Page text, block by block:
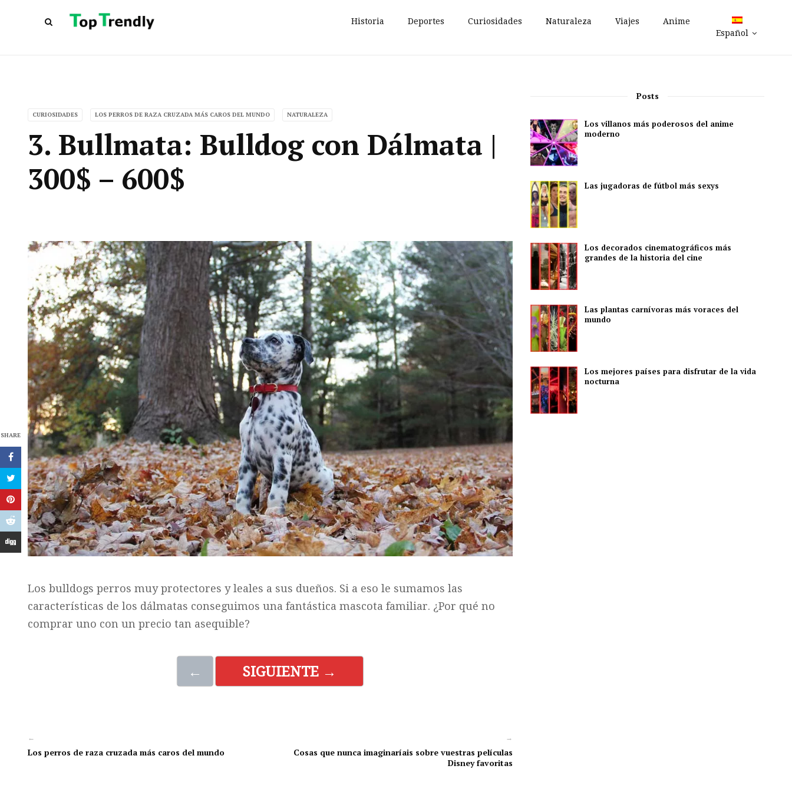
Historia Deportes Curiosidades Naturaleza Viajes
Anime
Español
CURIOSIDADES LOS PERROS DE RAZA CRUZADA MÁS CAROS DEL MUNDO NATURALEZA
3. Bullmata: Bulldog con Dálmata |
300$ – 600$
SHARE
Los bulldogs perros muy protectores y leales a sus dueños. Si a eso le sumamos las
características de los dálmatas conseguimos una fantástica mascota familiar. ¿Por qué no
comprar uno con un precio tan asequible?
← SIGUIENTE →
←
Los perros de raza cruzada más caros del mundo
→
Cosas que nunca imaginaríais sobre vuestras películas
Disney favoritas
Posts
Los villanos más poderosos del anime
moderno
Las jugadoras de fútbol más sexys
Los decorados cinematográficos más
grandes de la historia del cine
Las plantas carnívoras más voraces del
mundo
Los mejores países para disfrutar de la vida
nocturna